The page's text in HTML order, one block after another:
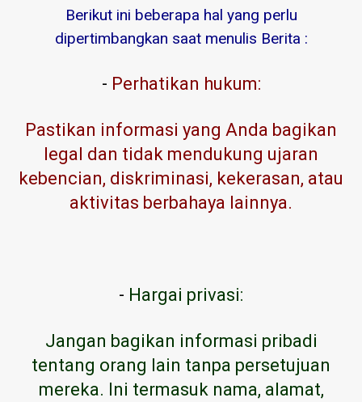
Berikut ini beberapa hal yang perlu
dipertimbangkan saat menulis Berita :
- Perhatikan hukum:
Pastikan informasi yang Anda bagikan
legal dan tidak mendukung ujaran
kebencian, diskriminasi, kekerasan, atau
aktivitas berbahaya lainnya.
- Hargai privasi:
Jangan bagikan informasi pribadi
tentang orang lain tanpa persetujuan
mereka. Ini termasuk nama, alamat,